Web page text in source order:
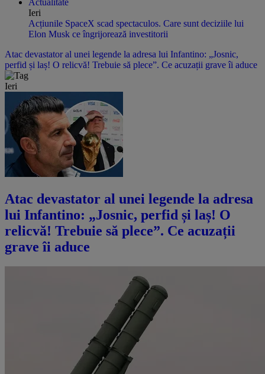
Ieri
Acțiunile SpaceX scad spectaculos. Care sunt deciziile lui
Elon Musk ce îngrijorează investitorii
Atac devastator al unei legende la adresa lui Infantino: „Josnic,
perfid și laș! O relicvă! Trebuie să plece”. Ce acuzații grave îi aduce
Ieri
Atac devastator al unei legende la adresa
lui Infantino: „Josnic, perfid și laș! O
relicvă! Trebuie să plece”. Ce acuzații
grave îi aduce